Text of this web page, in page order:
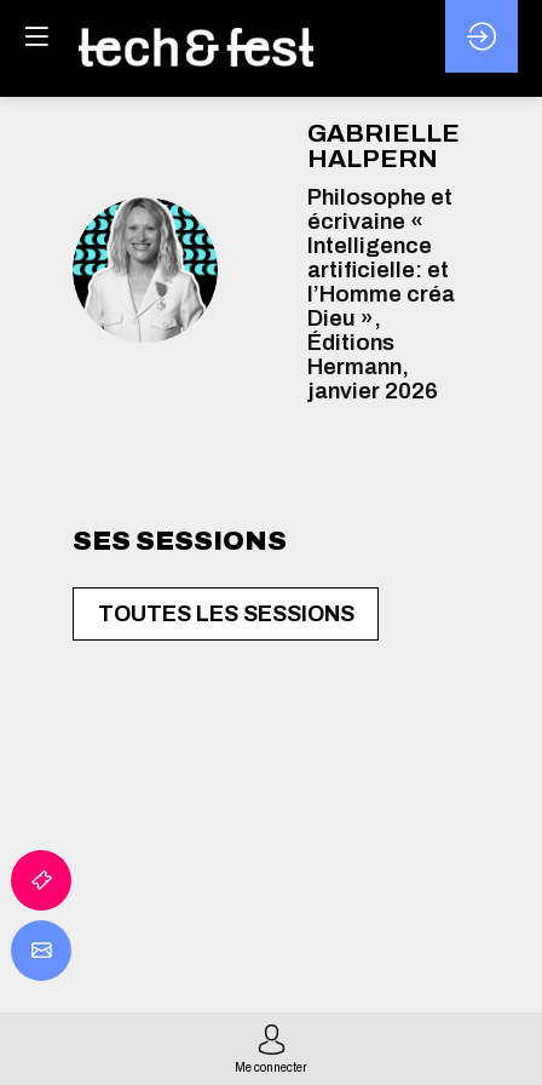
GH
GABRIELLE
HALPERN
Philosophe et
écrivaine «
Intelligence
artificielle: et
l’Homme créa
Dieu »,
Éditions
Hermann,
janvier 2026
SES SESSIONS
TOUTES LES SESSIONS
Me connecter